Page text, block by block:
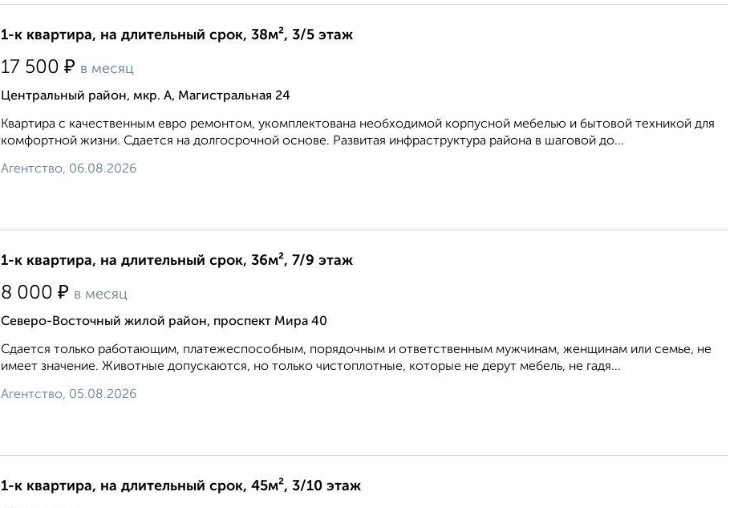
1-к квартира, на длительный срок, 38м², 3/5 этаж
17 500 ₽ в месяц
Центральный район, мкр. А, Магистральная 24
Квартира с качественным евро ремонтом, укомплектована необходимой корпусной мебелью и бытовой техникой для
комфортной жизни. Сдается на долгосрочной основе. Развитая инфраструктура района в шаговой до...
Агентство, 06.08.2026
1-к квартира, на длительный срок, 36м², 7/9 этаж
8 000 ₽ в месяц
Северо-Восточный жилой район, проспект Мира 40
Сдается только работающим, платежеспособным, порядочным и ответственным мужчинам, женщинам или семье, не
имеет значение. Животные допускаются, но только чистоплотные, которые не дерут мебель, не гадя...
Агентство, 05.08.2026
1-к квартира, на длительный срок, 45м², 3/10 этаж